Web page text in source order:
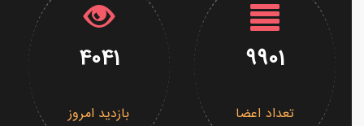
9901
تعداد اعضا
4041
بازدید امروز